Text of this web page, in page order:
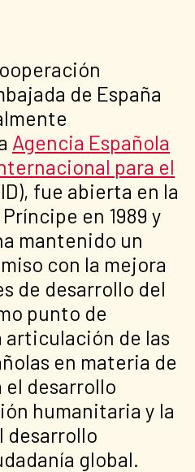
de España
Agencia Española
para el
fue abierta en la
en 1989 y
mantenido un
con la mejora
de desarrollo del
punto de
articulación de las
en materia de
el desarrollo
humanitaria y la
desarrollo
global.